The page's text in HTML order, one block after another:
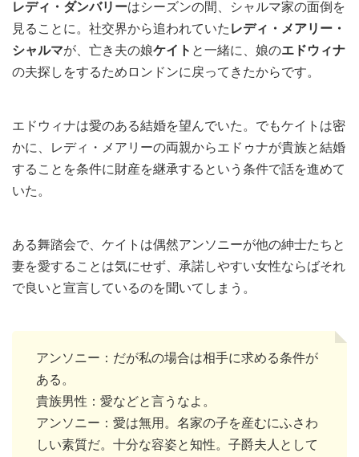
レディ・ダンバリーはシーズンの間、シャルマ家の面倒を
見ることに。社交界から追われていた レディ・メアリー・
シャルマが、亡き夫の娘ケイト と一緒に、娘のエドウィナ
の夫探しをするためロンドンに戻ってきたからです。
エドウィナは愛のある結婚を望んでいた。でもケイトは密
かに、レディ・メアリーの両親からエドゥナが貴族と結婚
することを条件に財産を継承するという条件で話を進めて
いた。
ある舞踏会で、ケイトは偶然アンソニーが他の紳士たちと
妻を愛することは気にせず、承諾しやすい女性ならばそれ
で良いと宣言しているのを聞いてしまう。
アンソニー：だが私の場合は相手に求める条件が
ある。
貴族男性：愛などと言うなよ。
アンソニー：愛は無用。名家の子を産むにふさわ
しい素質だ。十分な容姿と知性。子爵夫人として